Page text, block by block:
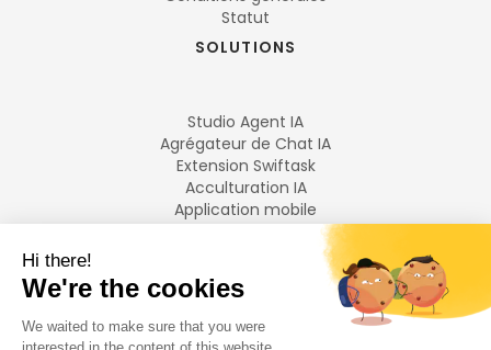
Statut
SOLUTIONS
Studio Agent IA
Agrégateur de Chat IA
Extension Swiftask
Acculturation IA
Application mobile
Transcription de réunion
DESKTOP